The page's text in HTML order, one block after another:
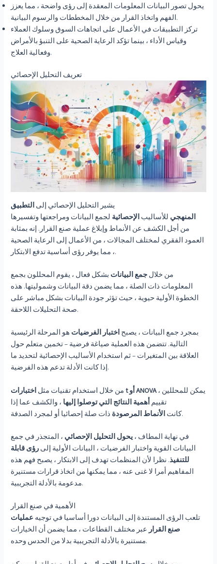
يحول تصور البيانات المعلومات المعقدة إلى رؤى واضحة ، مما يعزز
الفهم واتخاذ القرار من خلال المخططات والرسوم البيانية.
تركز التطبيقات في الأعمال على اتجاهات السوق وسلوك العملاء
وقياس الأداء ، بينما تؤكد الرعاية الصحية على التنبؤ بالأمراض
وفعالية العلاج.
تعريف التحليل الإحصائي
يشير التحليل الإحصائي إلى التطبيق
المنهجي للأساليب الإحصائية لجمع البيانات ومراجعتها وتفسيرها
من أجل الكشف عن الأنماط وإبلاغ عملية صنع القرار. إنه بمثابة
العمود الفقري لمختلف المجالات ، من الأعمال إلى الرعاية الصحية
، مما يوفر رؤى أساسية تدفع الابتكار.
من خلال جمع البيانات بشكل فعال ، يقوم المحللون بجمع
المعلومات ذات الصلة ، مما يضمن دقة البيانات وشموليتها. هذه
الخطوة الأولية حيوية ، حيث تؤثر جودة البيانات بشكل مباشر على
صحة التحليلات اللاحقة.
بمجرد جمع البيانات ، يصبح اختبار الفرضيات هو المرحلة الرئيسية
التالية. تتضمن هذه العملية صياغة فرضية – تخمين متعلم حول
العلاقة بين المتغيرات – ثم استخدام الأساليب الإحصائية لتحديد ما
إذا كانت الأدلة تدعم هذه الفرضية.
من خلال استخدام تقنيات مثل اختبارات t أو ANOVA ، يمكن للمحللين
تقييم أهمية النتائج التي توصلوا إليها ، والكشف عما إذا
كانت الأنماط المرصودة ذات صلة إحصائيا أو لمجرد الصدفة.
في نهاية المطاف ، يحول التحليل الإحصائي ، المتجذر في جمع
البيانات القوية واختبار الفرضيات ، البيانات الأولية إلى رؤى قابلة
للتنفيذ. نظرا لأن المنظمات تهدف إلى الابتكار ، يصبح فهم هذه
المفاهيم أمرا لا غنى عنه ، مما يمكنها من اتخاذ قرارات مستنيرة
مدعومة بالأدلة التجريبية.
الأهمية في صنع القرار
تلعب الرؤى المستندة إلى البيانات دورا أساسيا في توجيه عمليات
صنع القرار عبر مختلف القطاعات ، مما يضمن أن الخيارات
مستنيرة بالأدلة التجريبية بدلا من الحدس وحده.